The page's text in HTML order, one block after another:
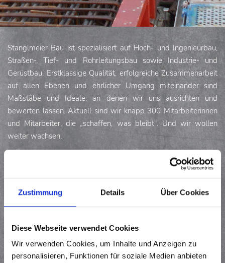
Zustimmung Details Über Cookies
Diese Webseite verwendet Cookies
Wir verwenden Cookies, um Inhalte und Anzeigen zu
personalisieren, Funktionen für soziale Medien anbieten
Stanglmeier Bau ist spezialisiert auf Hoch- und Ingenieurbau,
Straßen-, Tief- und Rohrleitungsbau sowie Industrie- und
Gerüstbau. Erstklassige Qualität, erfolgreiche Zusammenarbeit
auf allen Ebenen und ehrlicher Umgang miteinander sind
Maßstäbe und Ideale, an denen wir uns ausrichten und
bewerten lassen. Aktuell sind wir knapp 300 Mitarbeiterinnen
und Mitarbeiter, die „schaffen, was bleibt“. Und wir wollen
weiter wachsen.
Zur Verstärkung unseres Teams suchen wir für unsere
Kösching/Vohburg/Neustadt a. d. Donau/Münchsmünster eine*n
INDUSTRIEBAU (M/W/D)
Ihre Aufgaben: